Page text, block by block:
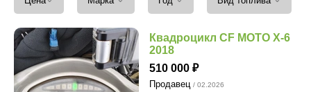
Квадроцикл CF MOTO X-6
2018
510 000
Продавец / 02.2026